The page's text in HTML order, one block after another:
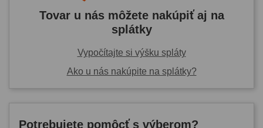
Tovar u nás môžete nakúpiť aj na
splátky
Vypočítajte si výšku spláty
Ako u nás nakúpite na splátky?
Potrebujete pomôcť s výberom?